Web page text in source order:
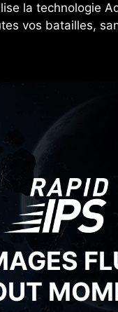
la technologie
vos batailles,